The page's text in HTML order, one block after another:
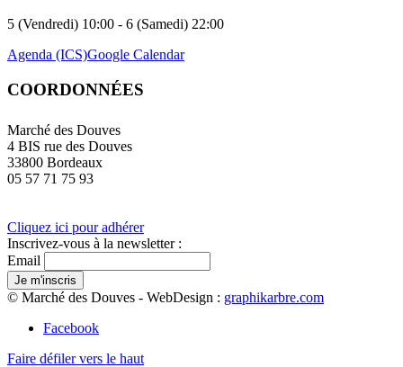
5 (Vendredi) 10:00 - 6 (Samedi) 22:00
Agenda (ICS)Google Calendar
COORDONNÉES
Marché des Douves
4 BIS rue des Douves
33800 Bordeaux
05 57 71 75 93
Cliquez ici pour adhérer
Inscrivez-vous à la newsletter :
Email
© Marché des Douves - WebDesign : graphikarbre.com
Facebook
Faire défiler vers le haut